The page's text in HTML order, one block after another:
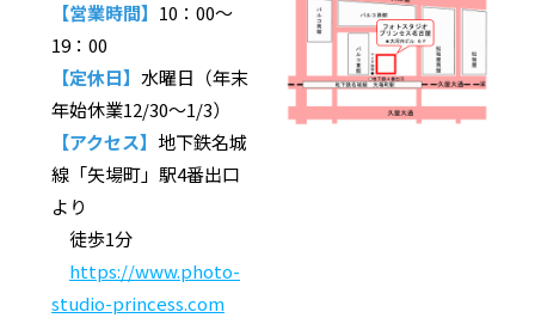
【営業時間】 10：00〜
19：00
【定休日】 水曜日（年末
年始休業12/30〜1/3）
【アクセス】 地下鉄名城
線「矢場町」駅4番出口
より
徒歩1分
https://www.photo-
studio-princess.com